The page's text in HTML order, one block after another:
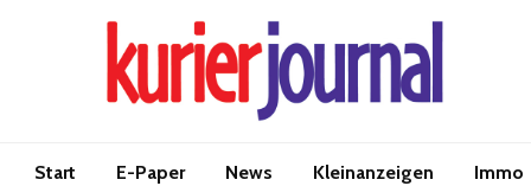
Start E-Paper News Kleinanzeigen Immo